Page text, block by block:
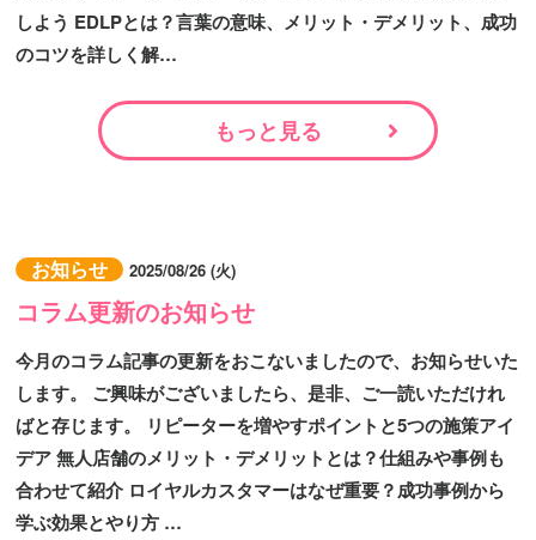
しよう EDLPとは？言葉の意味、メリット・デメリット、成功
のコツを詳しく解…
もっと見る
お知らせ 2025/08/26 (火)
コラム更新のお知らせ
今月のコラム記事の更新をおこないましたので、お知らせいた
します。 ご興味がございましたら、是非、ご一読いただけれ
ばと存じます。 リピーターを増やすポイントと5つの施策アイ
デア 無人店舗のメリット・デメリットとは？仕組みや事例も
合わせて紹介 ロイヤルカスタマーはなぜ重要？成功事例から
学ぶ効果とやり方 …